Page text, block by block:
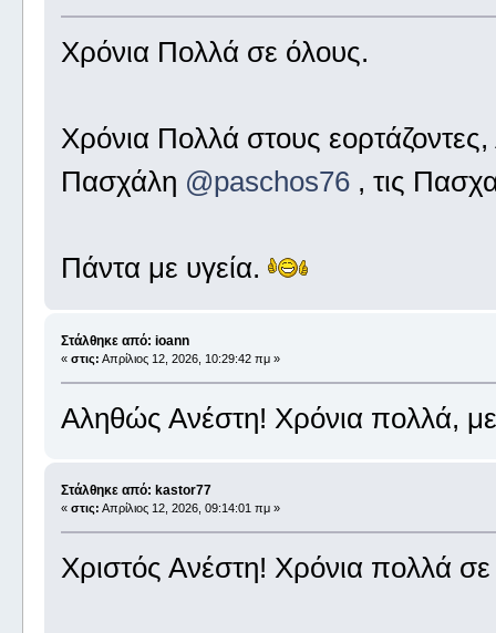
Χρόνια Πολλά σε όλους.
Χρόνια Πολλά στους
Πασχάλη @paschos76, τις
Πάντα με υγεία.
Στάλθηκε από: ioann
« στις: Απρίλιος 12, 2026, 10:29:42 πμ »
Αληθώς Ανέστη! Χρόνια πολλά,
Στάλθηκε από: kastor77
« στις: Απρίλιος 12, 2026, 09:14:01 πμ »
Χριστός Ανέστη! Χρόνια πολλά σε